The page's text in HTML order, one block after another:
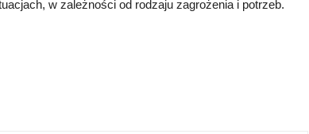
w zależności od rodzaju zagrożenia i potrzeb.